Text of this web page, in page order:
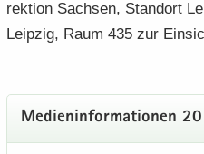
rek­ti­on Sach­sen, Stand­ort
Leip­zig, Raum 435 zur
Me­di­en­in­for­ma­tio­nen